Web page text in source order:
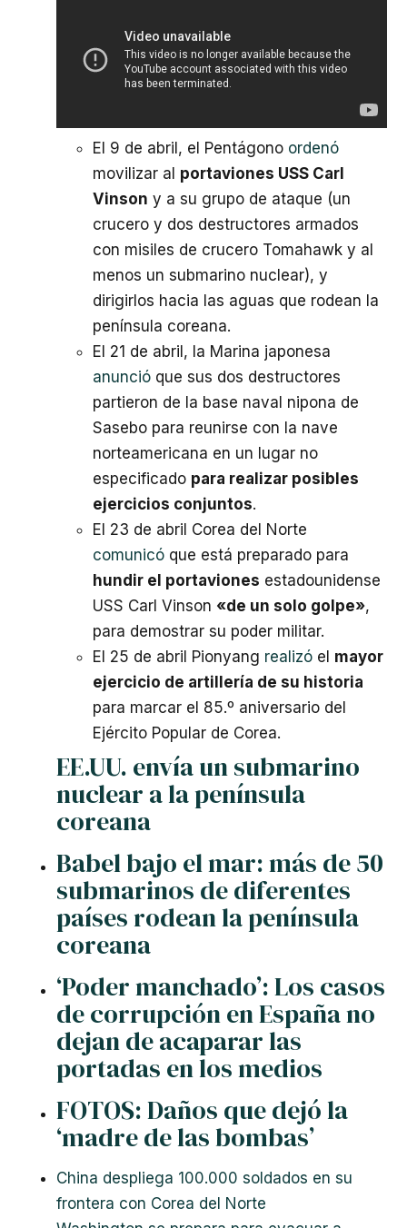
El 9 de abril, el Pentágono ordenó
movilizar al portaviones USS Carl
Vinson y a su grupo de ataque (un
crucero y dos destructores armados
con misiles de crucero Tomahawk y al
menos un submarino nuclear), y
dirigirlos hacia las aguas que rodean la
península coreana.
El 21 de abril, la Marina japonesa
anunció que sus dos destructores
partieron de la base naval nipona de
Sasebo para reunirse con la nave
norteamericana en un lugar no
especificado para realizar posibles
ejercicios conjuntos.
El 23 de abril Corea del Norte
comunicó que está preparado para
hundir el portaviones estadounidense
USS Carl Vinson «de un solo golpe»,
para demostrar su poder militar.
El 25 de abril Pionyang realizó el mayor
ejercicio de artillería de su historia
para marcar el 85.º aniversario del
Ejército Popular de Corea.
EE.UU. envía un submarino
nuclear a la península
coreana
Babel bajo el mar: más de 50
submarinos de diferentes
países rodean la península
coreana
‘Poder manchado’: Los casos
de corrupción en España no
dejan de acaparar las
portadas en los medios
FOTOS: Daños que dejó la
‘madre de las bombas’
China despliega 100.000 soldados en su
frontera con Corea del Norte